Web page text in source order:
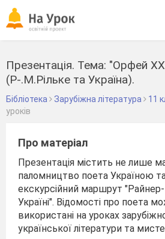
Презентація. Тема: "Орфей
(Р-.М.Рільке та Україна).
Бібліотека Зарубіжна література 11
уроків
Про матеріал
Презентація містить не лише
паломництво поета Україною
екскурсійний маршрут "Райнер-
Україні". Відомості про поета
використані на уроках
української літератури та